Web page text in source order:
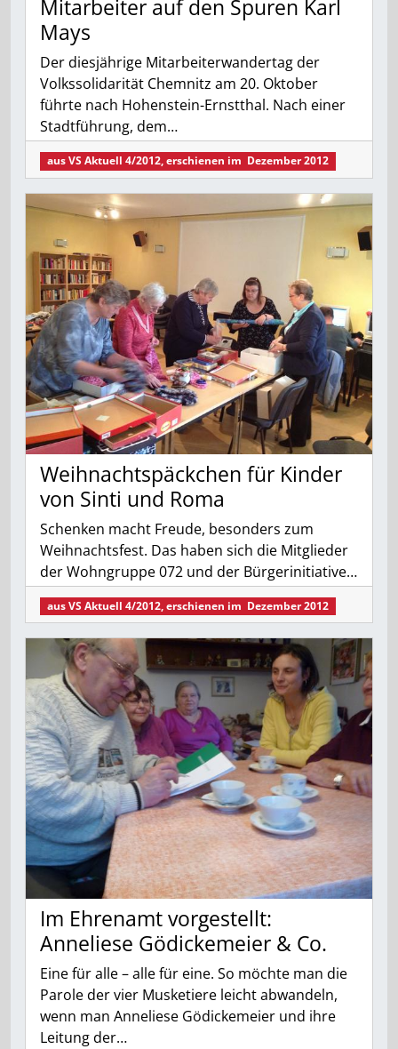
Mitarbeiter auf den Spuren Karl
Mays
Der diesjährige Mitarbeiterwandertag der
Volkssolidarität Chemnitz am 20. Oktober
führte nach Hohenstein-Ernstthal. Nach einer
Stadtführung, dem…
ausVS Aktuell 4/2012, erschienen im Dezember 2012
Weihnachtspäckchen für Kinder
von Sinti und Roma
Schenken macht Freude, besonders zum
Weihnachtsfest. Das haben sich die Mitglieder
der Wohngruppe 072 und der Bürgerinitiative…
ausVS Aktuell 4/2012, erschienen im Dezember 2012
Im Ehrenamt vorgestellt:
Anneliese Gödickemeier & Co.
Eine für alle – alle für eine. So möchte man die
Parole der vier Musketiere leicht abwandeln,
wenn man Anneliese Gödickemeier und ihre
Leitung der…